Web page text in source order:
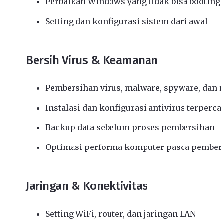
Setting dan konfigurasi sistem dari awal
Bersih Virus & Keamanan
Pembersihan virus, malware, spyware, dan
Instalasi dan konfigurasi antivirus
Backup data sebelum proses pembersihan
Optimasi performa komputer pasca
Jaringan & Konektivitas
Setting WiFi, router, dan jaringan LAN